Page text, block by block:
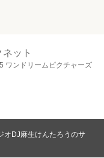
ット
ワンドリームピクチャーズ
オDJ麻生けんたろうのサ